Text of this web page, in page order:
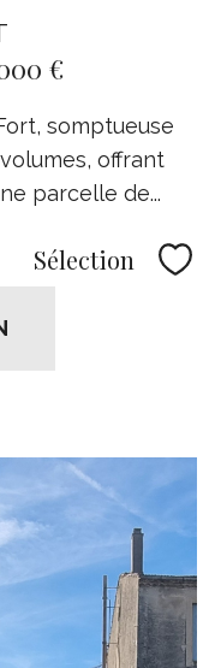
€
somptueuse
offrant
parcelle de...
Sélection